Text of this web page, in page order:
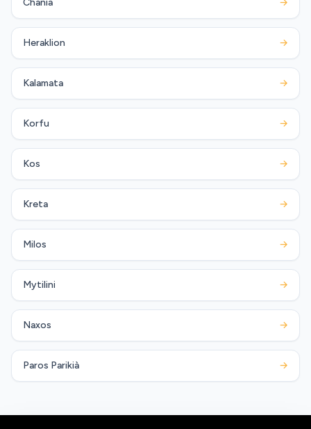
Heraklion →
Kalamata →
Korfu →
Kos →
Kreta →
Milos →
Mytilini →
Naxos →
Paros Parikià →